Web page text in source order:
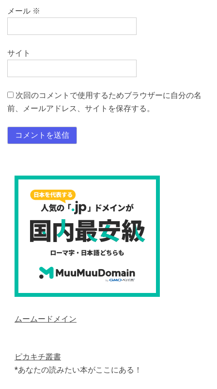
メール ※
サイト
次回のコメントで使用するためブラウザーに自分の名
前、メールアドレス、サイトを保存する。
ムームードメイン
ピカキチ叢書
*あなたの読みたい本がここにある！